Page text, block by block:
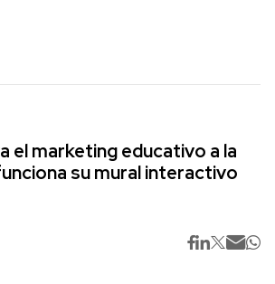
el marketing educativo a la
su mural interactivo